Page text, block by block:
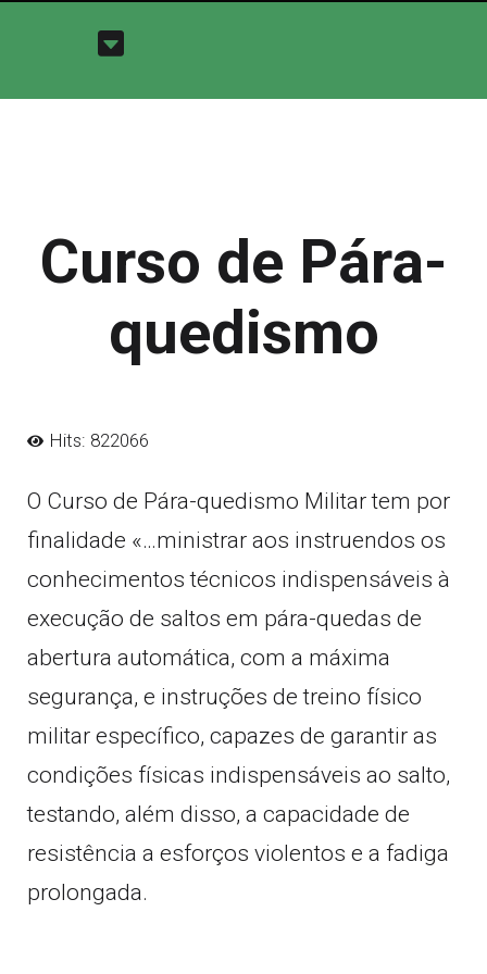
Curso de Pára-
quedismo
Hits: 822066
O Curso de Pára-quedismo Militar tem por
finalidade «…ministrar aos instruendos os
conhecimentos técnicos indispensáveis à
execução de saltos em pára-quedas de
abertura automática, com a máxima
segurança, e instruções de treino físico
militar específico, capazes de garantir as
condições físicas indispensáveis ao salto,
testando, além disso, a capacidade de
resistência a esforços violentos e a fadiga
prolongada.